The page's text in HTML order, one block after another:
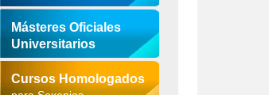
Másteres Oficiales
Universitarios
Cursos Homologados